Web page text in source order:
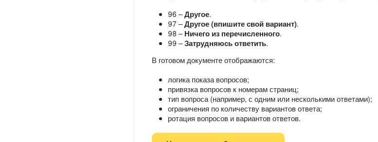
96 –Другое.
97 –Другое (впишите свой вариант).
98 –Ничего из перечисленного.
99 –Затрудняюсь ответить.
В готовом документе отображаются:
логика показа вопросов;
привязка вопросов к номерам страниц;
тип вопроса (например, с одним или несколькими ответами);
ограничения по количеству вариантов ответа;
ротация вопросов и вариантов ответов.